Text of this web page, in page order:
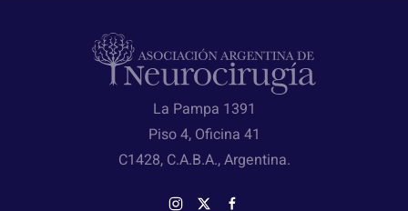
La Pampa 1391
Piso 4, Oficina 41
C1428, C.A.B.A., Argentina.